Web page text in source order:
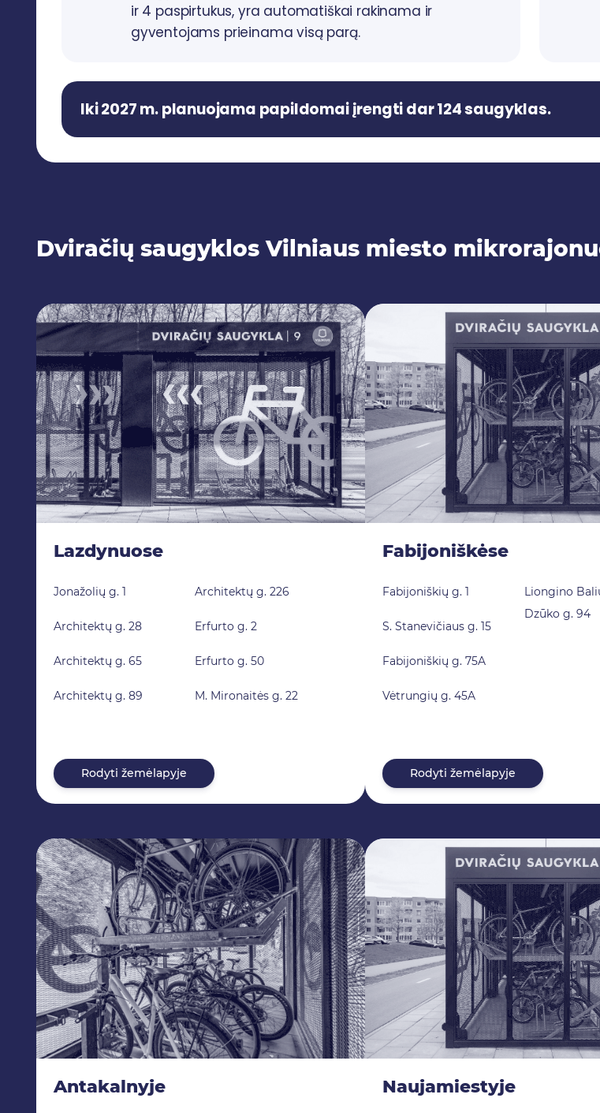
ir 4 paspirtukus, yra automatiškai rakinama ir
gyventojams prieinama visą parą.
Iki 2027 m. planuojama papildomai įrengti dar 124 saugyklas.
Dviračių saugyklos Vilniaus miesto
Lazdynuose
Jonažolių g. 1
Architektų g. 28
Architektų g. 65
Architektų g. 89
Architektų g. 226
Erfurto g. 2
Erfurto g. 50
M. Mironaitės g. 22
Rodyti žemėlapyje
Fabijoniškėse
Fabijoniškių g. 1
S. Stanevičiaus g. 15
Fabijoniškių g. 75A
Vėtrungių g. 45A
Liongino
Dzūko g. 94
Rodyti žemėlapyje
Antakalnyje Naujamiestyje